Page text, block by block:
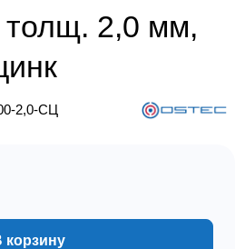
толщ. 2,0 мм,
2,0-СЦ
корзину